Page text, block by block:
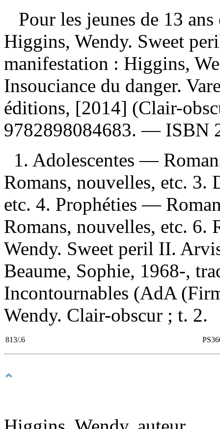
Pour les jeunes de 13
Higgins, Wendy. Sweet
manifestation : Higgins,
Insouciance du danger.
éditions, [2014] (Clair-
9782898084683. — ISBN
1. Adolescentes —
Romans, nouvelles, etc.
etc. 4. Prophéties —
Romans, nouvelles, etc. 6.
Wendy. Sweet peril II.
Beaume, Sophie, 1968-,
Incontournables (AdA
Wendy. Clair-obscur ; t. 2.
813/.6